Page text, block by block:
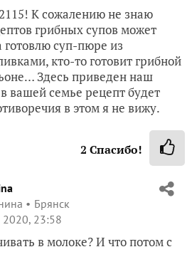
К сожалению не знаю
грибных супов может
суп-пюре из
кто-то готовит грибной
Здесь приведен наш
вашей семье рецепт будет
в этом я не вижу.
2 Спасибо!
Брянск
2020, 23:58
в молоке? И что потом с